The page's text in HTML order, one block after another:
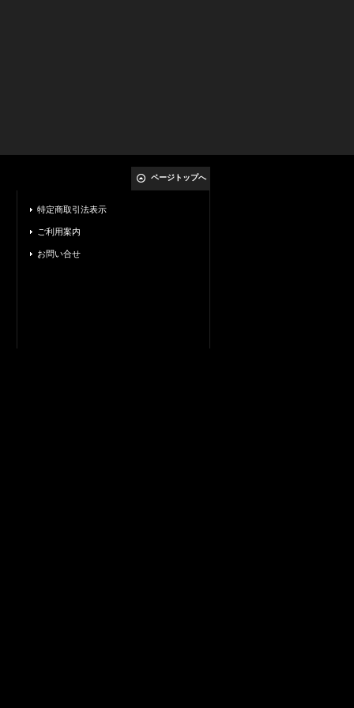
ページトップへ
特定商取引法表示
ご利用案内
お問い合せ